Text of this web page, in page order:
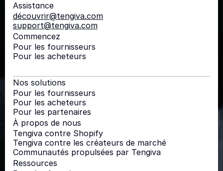
Assistance
découvrir@tengiva.com
support@tengiva.com
Commencez
Pour les fournisseurs
Pour les acheteurs
Nos solutions
Pour les fournisseurs
Pour les acheteurs
Pour les partenaires
À propos de nous
Tengiva contre Shopify
Tengiva contre les créateurs de marché
Communautés propulsées par Tengiva
Ressources